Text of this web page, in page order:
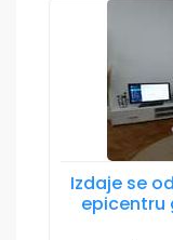
Izdaje se
epicentru